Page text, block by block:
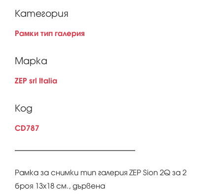
Категория
Рамки тип галерия
Марка
ZEP srl Italia
Код
CD787
Рамка за снимки тип галерия ZEP Sion 2Q за 2
броя 13x18 см., дървена